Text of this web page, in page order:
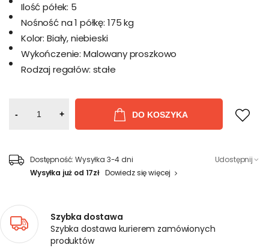
Ilość półek: 5
Nośność na 1 półkę: 175 kg
Kolor: Biały, niebieski
Wykończenie: Malowany proszkowo
Rodzaj regałów: stałe
- + DO KOSZYKA
Dostępność: Wysyłka 3-4 dni
Wysyłka już od 17zł Dowiedz się więcej
Udostępnij
Szybka dostawa
Szybka dostawa kurierem zamówionych
produktów